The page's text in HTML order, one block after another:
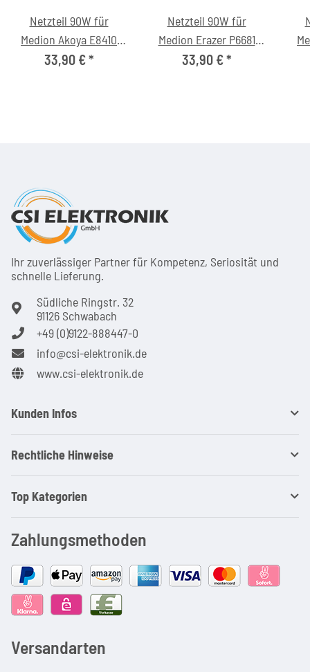
Netzteil 90W für
Medion Akoya E8410
(MD96922) Notebook
33,90 €*
Netzteil 90W für
Medion Erazer P6681
(MD60501) Notebook
33,90 €*
Ihr zuver­läs­siger Partner für Kom­pe­tenz, Seri­osi­tät und
schnel­le Lie­ferung.
Südliche Ringstr. 32
91126 Schwabach
+49 (0)9122-888447-0
info@csi-elektronik.de
www.csi-elektronik.de
Kunden Infos
Rechtliche Hinweise
Top Kategorien
Zahlungsmethoden
Versandarten